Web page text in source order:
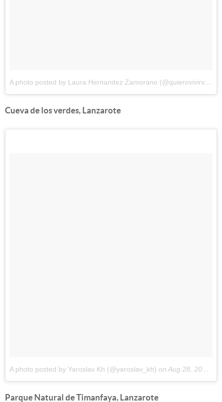
A photo posted by Laura Hernandez Zamorano (@quierovivirviajando)
Cueva de los verdes, Lanzarote
A photo posted by Yaroslav Kh (@yaroslav_kh) on Aug 28, 2016 at 9:05am PDT
Parque Natural de Timanfaya, Lanzarote